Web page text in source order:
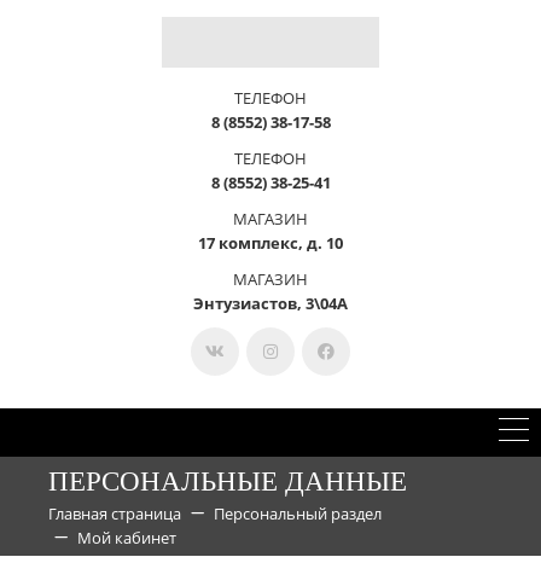
ТЕЛЕФОН
8 (8552) 38-17-58
ТЕЛЕФОН
8 (8552) 38-25-41
МАГАЗИН
17 комплекс, д. 10
МАГАЗИН
Энтузиастов, 3\04А
ПЕРСОНАЛЬНЫЕ ДАННЫЕ
Главная страница
Персональный раздел
Мой кабинет